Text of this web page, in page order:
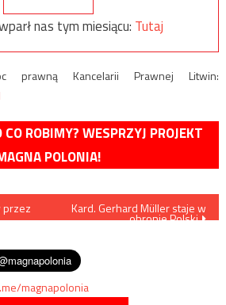
nas tym miesiącu: Tutaj
prawną Kancelarii Prawnej Litwin:
ROBIMY? WESPRZYJ PROJEKT
POLONIA!
przez Kard. Gerhard Müller staje w
obronie Polski
magnapolonia